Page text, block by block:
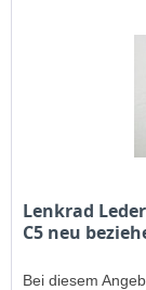
Lenkrad
C5 neu
Bei diesem